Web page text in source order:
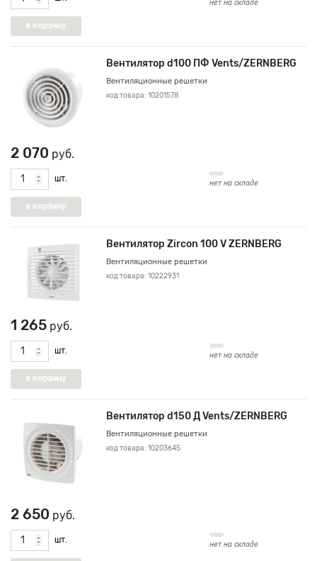
нет на складе
Вентилятор d100 ПФ Vents/ZERNBERG
Вентиляционные решетки
код товара: 10201578
2 070 руб.
шт. нет на складе
Вентилятор Zircon 100 V ZERNBERG
Вентиляционные решетки
код товара: 10222931
1 265 руб.
шт. нет на складе
Вентилятор d150 Д Vents/ZERNBERG
Вентиляционные решетки
код товара: 10203645
2 650 руб.
шт. нет на складе